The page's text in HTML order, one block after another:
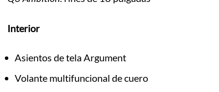
Interior
Asientos de tela Argument
Volante multifuncional de cuero